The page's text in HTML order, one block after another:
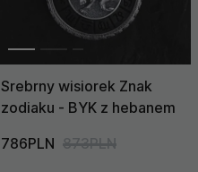
Srebrny wisiorek Znak
zodiaku - BYK z hebanem
786PLN 873PLN